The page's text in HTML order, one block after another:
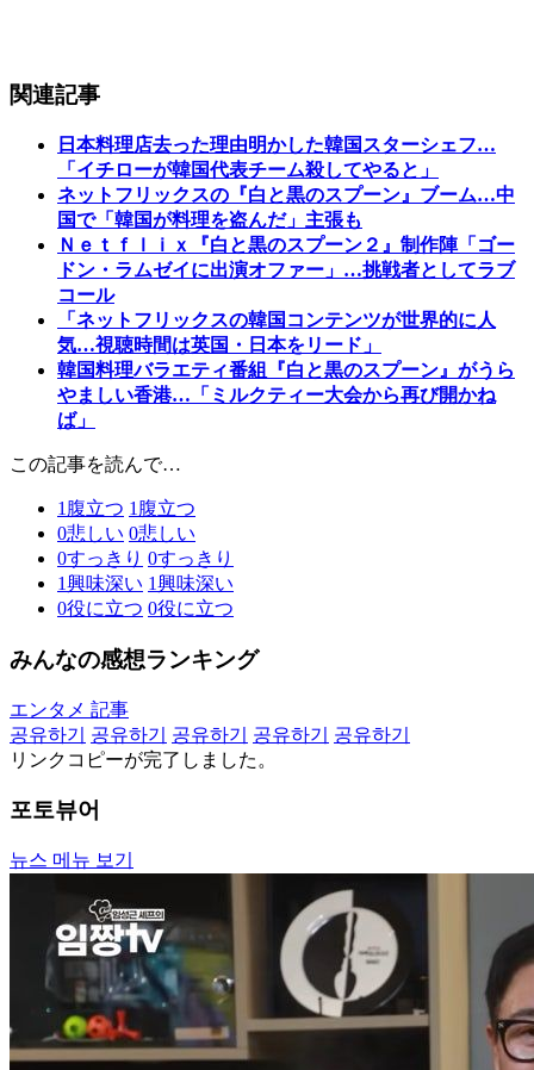
関連記事
日本料理店去った理由明かした韓国スターシェフ…
「イチローが韓国代表チーム殺してやると」
ネットフリックスの『白と黒のスプーン』ブーム…中
国で「韓国が料理を盗んだ」主張も
Ｎｅｔｆｌｉｘ『白と黒のスプーン２』制作陣「ゴー
ドン・ラムゼイに出演オファー」…挑戦者としてラブ
コール
「ネットフリックスの韓国コンテンツが世界的に人
気…視聴時間は英国・日本をリード」
韓国料理バラエティ番組『白と黒のスプーン』がうら
やましい香港…「ミルクティー大会から再び開かね
ば」
この記事を読んで…
1 腹立つ 1 腹立つ
0悲しい 0悲しい
0すっきり 0すっきり
1興味深い 1興味深い
0役に立つ 0役に立つ
みんなの感想ランキング
エンタメ 記事
공유하기
공유하기 공유하기 공유하기
공유하기
リンクコピーが完了しました。
포토뷰어
뉴스 메뉴 보기